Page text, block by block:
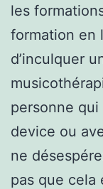
les
formation en
d’inculquer
personne qui
device ou
ne
pas que cela